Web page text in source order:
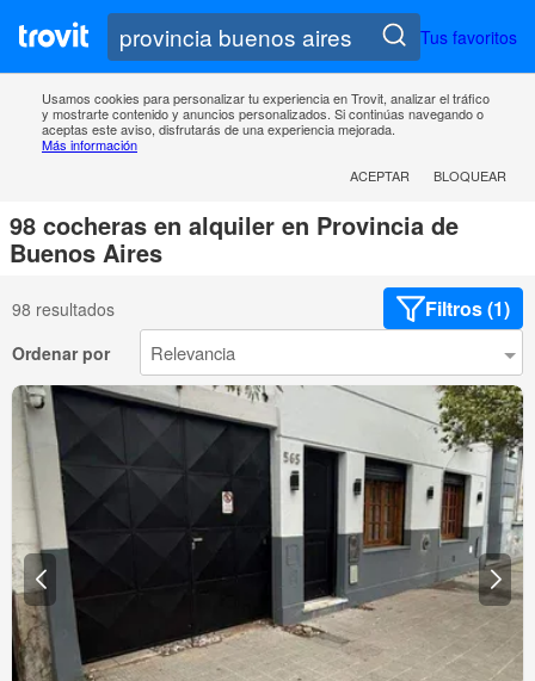
Tus favoritos
Usamos cookies para personalizar tu experiencia en Trovit, analizar el tráfico
y mostrarte contenido y anuncios personalizados. Si continúas navegando o
aceptas este aviso, disfrutarás de una experiencia mejorada.
Más información
ACEPTAR
BLOQUEAR
98 cocheras en alquiler en Provincia de
Buenos Aires
98 resultados Filtros (1)
Ordenar por